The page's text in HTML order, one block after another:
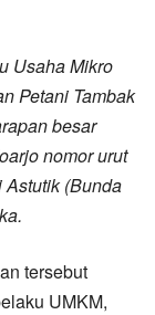
Usaha Mikro
Petani Tambak
besar
nomor urut
Astutik (Bunda
tersebut
UMKM,